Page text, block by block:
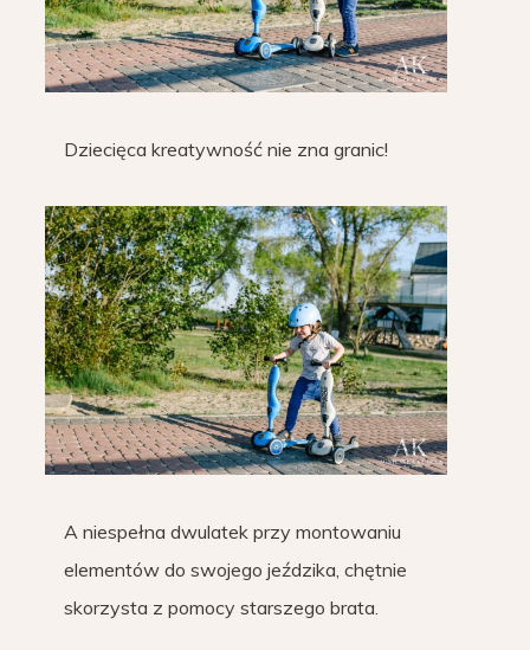
Dziecięca kreatywność nie zna granic!
A niespełna dwulatek przy montowaniu
elementów do swojego jeździka, chętnie
skorzysta z pomocy starszego brata.